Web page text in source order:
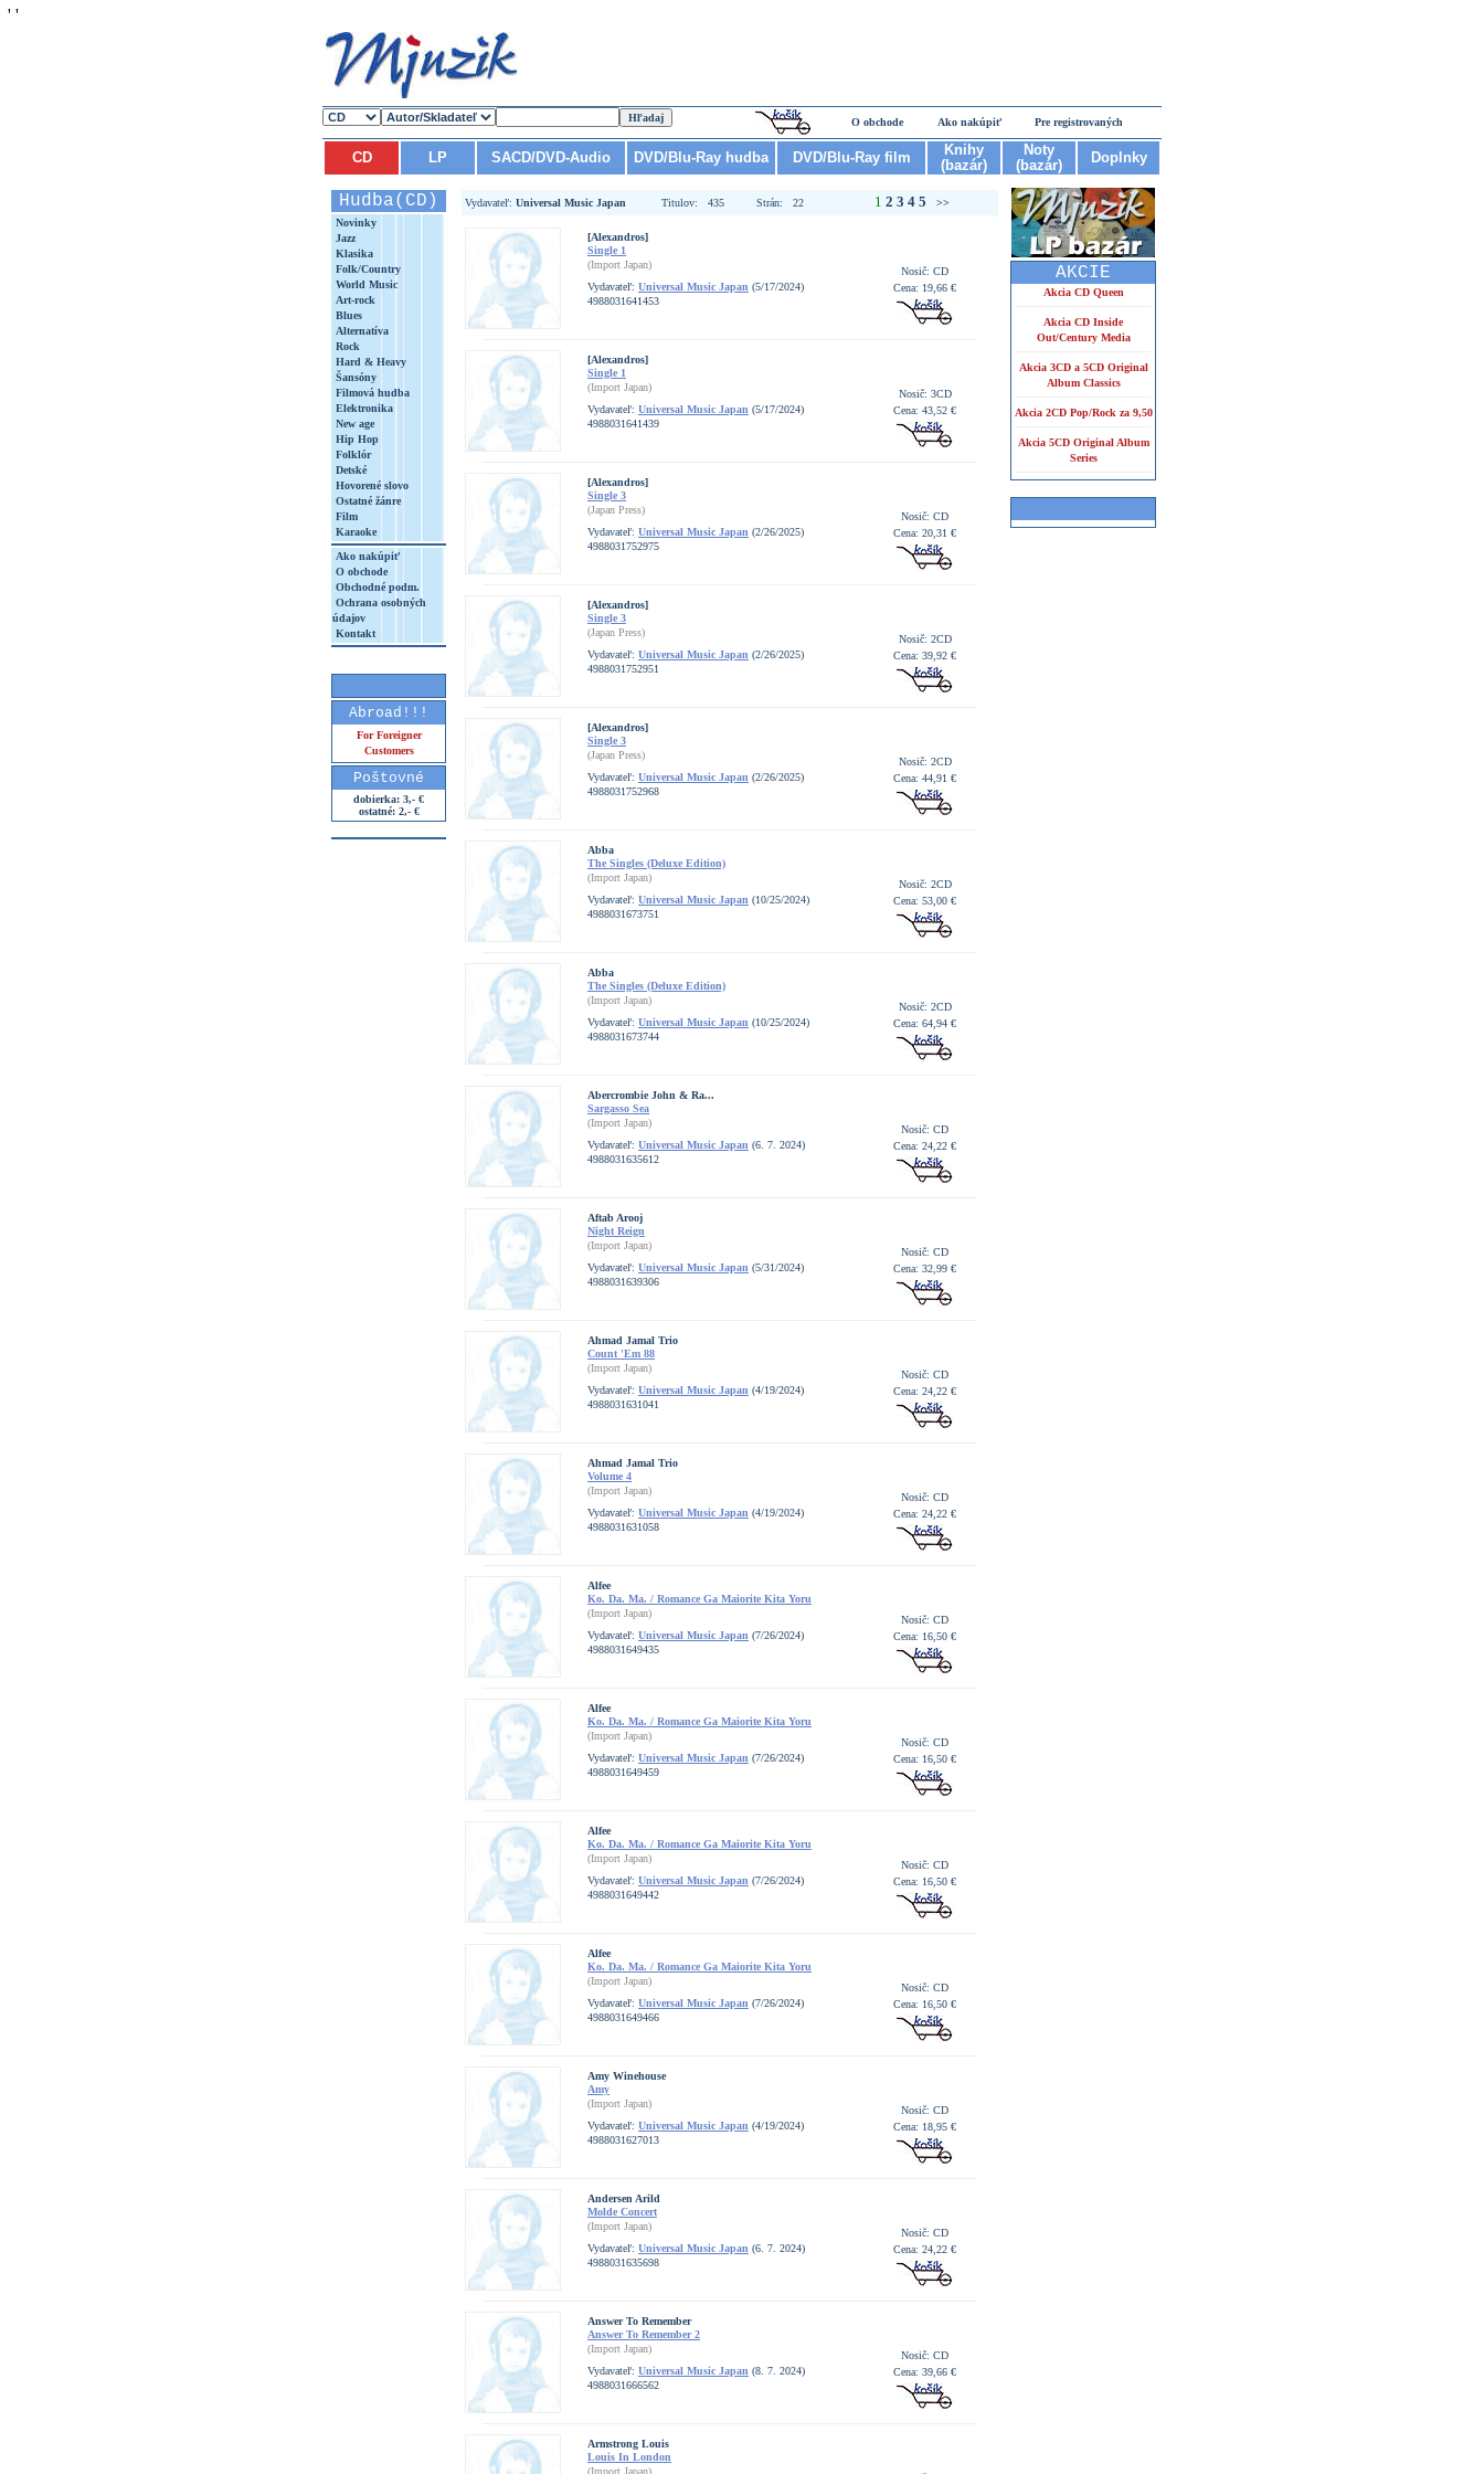
' '
O obchode Ako nakúpiť Pre registrovaných
CD LP SACD/DVD-Audio DVD/Blu-Ray hudba DVD/Blu-Ray film
Knihy
(bazár)
Noty
(bazár)
Doplnky
Hudba(CD)
Novinky
Jazz
Klasika
Folk/Country
World Music
Art-rock
Blues
Alternatíva
Rock
Hard & Heavy
Šansóny
Filmová hudba
Elektronika
New age
Hip Hop
Folklór
Detské
Hovorené slovo
Ostatné žánre
Film
Karaoke
Ako nakúpiť
O obchode
Obchodné podm.
Ochrana osobných
údajov
Kontakt
Abroad!!!
For Foreigner
Customers
Poštovné
dobierka: 3,- €
ostatné: 2,- €
Vydavateľ: Universal Music Japan Titulov: 435 Strán: 22 1 2 3 4 5 >>
[Alexandros]
Single 1
(Import Japan)
Vydavateľ: Universal Music Japan (5/17/2024)
4988031641453
Nosič: CD
Cena: 19,66 €
[Alexandros]
Single 1
(Import Japan)
Vydavateľ: Universal Music Japan (5/17/2024)
4988031641439
Nosič: 3CD
Cena: 43,52 €
[Alexandros]
Single 3
(Japan Press)
Vydavateľ: Universal Music Japan (2/26/2025)
4988031752975
Nosič: CD
Cena: 20,31 €
[Alexandros]
Single 3
(Japan Press)
Vydavateľ: Universal Music Japan (2/26/2025)
4988031752951
Nosič: 2CD
Cena: 39,92 €
[Alexandros]
Single 3
(Japan Press)
Vydavateľ: Universal Music Japan (2/26/2025)
4988031752968
Nosič: 2CD
Cena: 44,91 €
Abba
The Singles (Deluxe Edition)
(Import Japan)
Vydavateľ: Universal Music Japan (10/25/2024)
4988031673751
Nosič: 2CD
Cena: 53,00 €
Abba
The Singles (Deluxe Edition)
(Import Japan)
Vydavateľ: Universal Music Japan (10/25/2024)
4988031673744
Nosič: 2CD
Cena: 64,94 €
Abercrombie John & Ra...
Sargasso Sea
(Import Japan)
Vydavateľ: Universal Music Japan (6. 7. 2024)
4988031635612
Nosič: CD
Cena: 24,22 €
Aftab Arooj
Night Reign
(Import Japan)
Vydavateľ: Universal Music Japan (5/31/2024)
4988031639306
Nosič: CD
Cena: 32,99 €
Ahmad Jamal Trio
Count 'Em 88
(Import Japan)
Vydavateľ: Universal Music Japan (4/19/2024)
4988031631041
Nosič: CD
Cena: 24,22 €
Ahmad Jamal Trio
Volume 4
(Import Japan)
Vydavateľ: Universal Music Japan (4/19/2024)
4988031631058
Nosič: CD
Cena: 24,22 €
Alfee
Ko. Da. Ma. / Romance Ga Maiorite Kita Yoru
(Import Japan)
Vydavateľ: Universal Music Japan (7/26/2024)
4988031649435
Nosič: CD
Cena: 16,50 €
Alfee
Ko. Da. Ma. / Romance Ga Maiorite Kita Yoru
(Import Japan)
Vydavateľ: Universal Music Japan (7/26/2024)
4988031649459
Nosič: CD
Cena: 16,50 €
Alfee
Ko. Da. Ma. / Romance Ga Maiorite Kita Yoru
(Import Japan)
Vydavateľ: Universal Music Japan (7/26/2024)
4988031649442
Nosič: CD
Cena: 16,50 €
Alfee
Ko. Da. Ma. / Romance Ga Maiorite Kita Yoru
(Import Japan)
Vydavateľ: Universal Music Japan (7/26/2024)
4988031649466
Nosič: CD
Cena: 16,50 €
Amy Winehouse
Amy
(Import Japan)
Vydavateľ: Universal Music Japan (4/19/2024)
4988031627013
Nosič: CD
Cena: 18,95 €
Andersen Arild
Molde Concert
(Import Japan)
Vydavateľ: Universal Music Japan (6. 7. 2024)
4988031635698
Nosič: CD
Cena: 24,22 €
Answer To Remember
Answer To Remember 2
(Import Japan)
Vydavateľ: Universal Music Japan (8. 7. 2024)
4988031666562
Nosič: CD
Cena: 39,66 €
Armstrong Louis
Louis In London
(Import Japan)
AKCIE
Akcia CD Queen
Akcia CD Inside
Out/Century Media
Akcia 3CD a 5CD Original
Album Classics
Akcia 2CD Pop/Rock za 9,50
Akcia 5CD Original Album
Series